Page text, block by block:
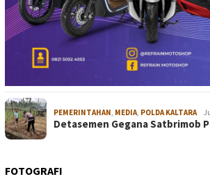
PEMERINTAHAN, MEDIA, POLDA KALTARA
Detasemen Gegana Satbrimob
FOTOGRAFI